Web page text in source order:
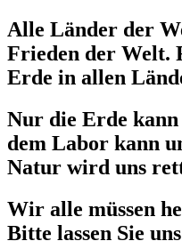
Alle Länder der
Frieden der Welt.
Erde in allen
Nur die Erde kann
dem Labor kann
Natur wird uns
Wir alle müssen
Bitte lassen Sie